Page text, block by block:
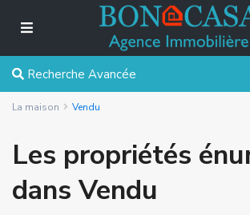
Recherche Avancée
La maison Vendu
Les propriétés
dans Vendu